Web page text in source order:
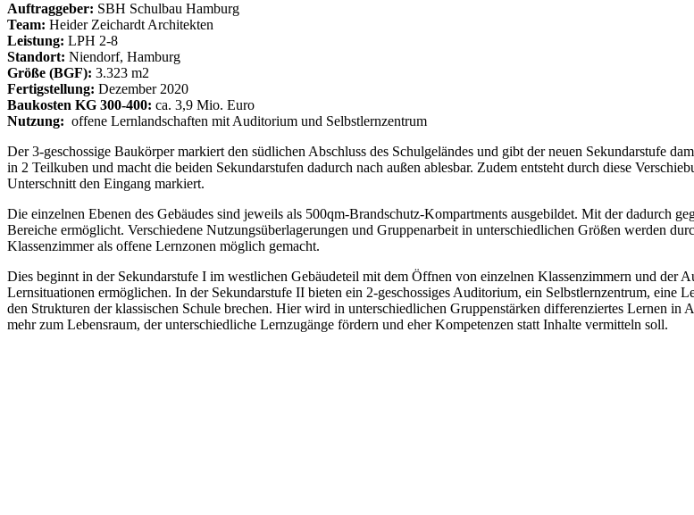
Auftraggeber: SBH Schulbau Hamburg
Team: Heider Zeichardt Architekten
Leistung: LPH 2-8
Standort: Niendorf, Hamburg
Größe (BGF): 3.323 m2
Fertigstellung: Dezember 2020
Baukosten KG 300-400: ca. 3,9 Mio. Euro
Nutzung: offene Lernlandschaften mit Auditorium und Selbstlernzentrum
Der 3-geschossige Baukörper markiert den südlichen Abschluss des Schulgeländes und gibt der neuen Sekundarstufe
in 2 Teilkuben und macht die beiden Sekundarstufen dadurch nach außen ablesbar. Zudem entsteht durch diese
Unterschnitt den Eingang markiert.
Die einzelnen Ebenen des Gebäudes sind jeweils als 500qm-Brandschutz-Kompartments ausgebildet. Mit der dadurch
Bereiche ermöglicht. Verschiedene Nutzungsüberlagerungen und Gruppenarbeit in unterschiedlichen Größen werden
Klassenzimmer als offene Lernzonen möglich gemacht.
Dies beginnt in der Sekundarstufe I im westlichen Gebäudeteil mit dem Öffnen von einzelnen Klassenzimmern und der
Lernsituationen ermöglichen. In der Sekundarstufe II bieten ein 2-geschossiges Auditorium, ein Selbstlernzentrum, eine
den Strukturen der klassischen Schule brechen. Hier wird in unterschiedlichen Gruppenstärken differenziertes Lernen
mehr zum Lebensraum, der unterschiedliche Lernzugänge fördern und eher Kompetenzen statt Inhalte vermitteln soll.